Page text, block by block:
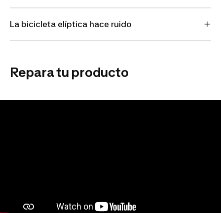
La bicicleta elíptica hace ruido
Repara tu producto